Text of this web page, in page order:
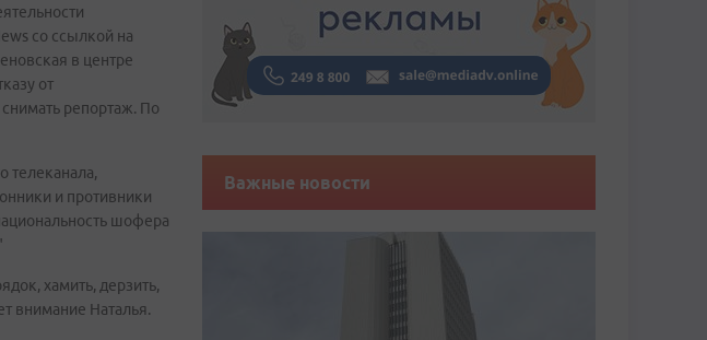
со ссылкой на
в центре
от
репортаж. По
телеканала,
и противники
шофера
хамить, дерзить,
внимание Наталья.
Важные новости